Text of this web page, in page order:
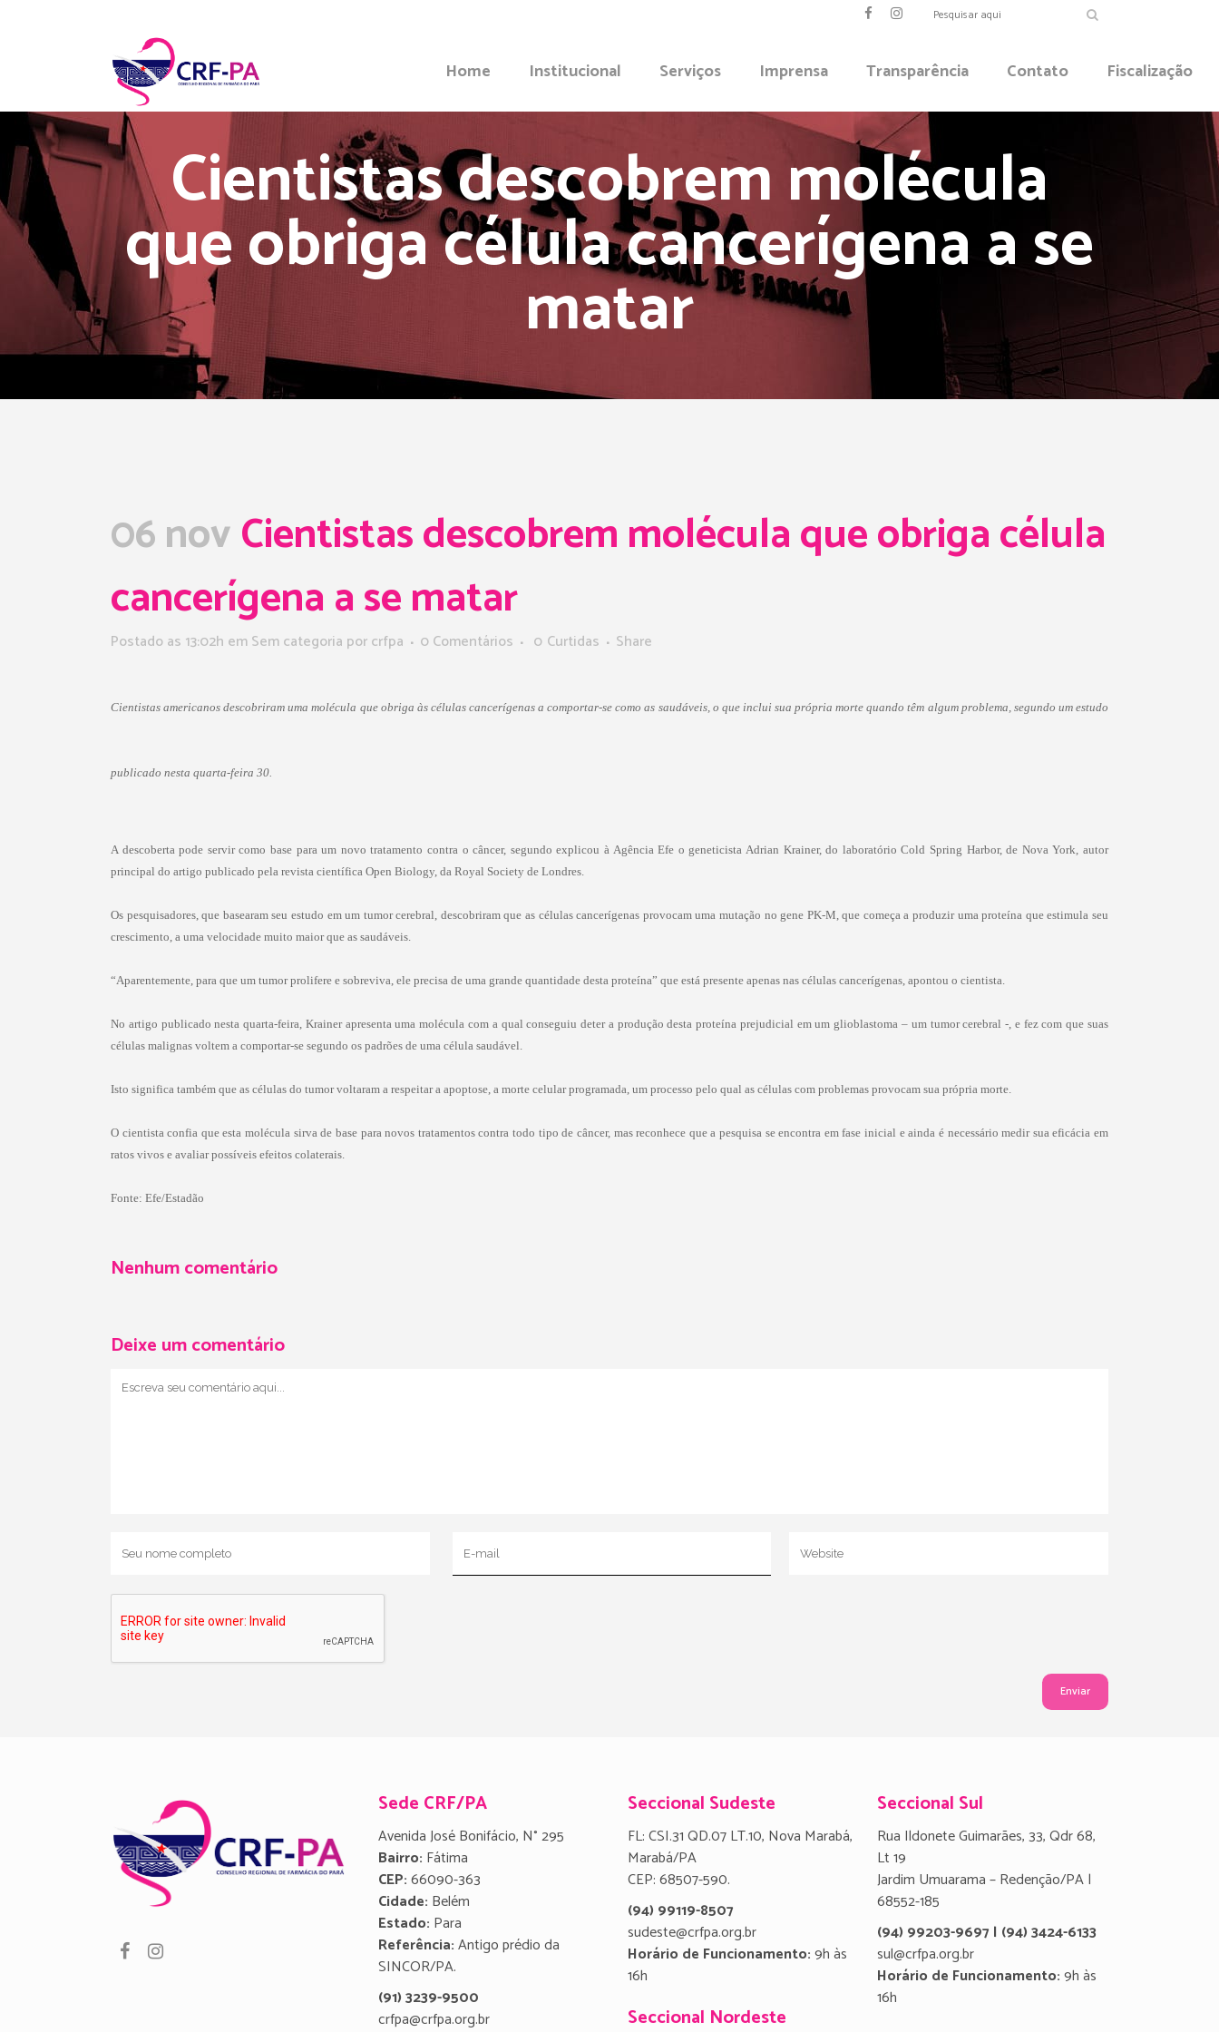
Home Institucional Serviços Imprensa Transparência Contato Fiscalização
Cientistas descobrem molécula
que obriga célula cancerígena a se
matar
06 novCientistas descobrem molécula que obriga célula
cancerígena a se matar
Postado as 13:02h em Sem categoria porcrfpa 0 Comentários 0 Curtidas Share
Cientistas americanos descobriram uma molécula que obriga às células cancerígenas a comportar-se como as saudáveis, o que inclui sua própria morte quando têm algum problema, segundo um estudo
publicado nesta quarta-feira 30.
A descoberta pode servir como base para um novo tratamento contra o câncer, segundo explicou à Agência Efe o geneticista Adrian Krainer, do laboratório Cold Spring Harbor, de Nova York, autor
principal do artigo publicado pela revista científica Open Biology, da Royal Society de Londres.
Os pesquisadores, que basearam seu estudo em um tumor cerebral, descobriram que as células cancerígenas provocam uma mutação no gene PK-M, que começa a produzir uma proteína que estimula seu
crescimento, a uma velocidade muito maior que as saudáveis.
“Aparentemente, para que um tumor prolifere e sobreviva, ele precisa de uma grande quantidade desta proteína” que está presente apenas nas células cancerígenas, apontou o cientista.
No artigo publicado nesta quarta-feira, Krainer apresenta uma molécula com a qual conseguiu deter a produção desta proteína prejudicial em um glioblastoma – um tumor cerebral -, e fez com que suas
células malignas voltem a comportar-se segundo os padrões de uma célula saudável.
Isto significa também que as células do tumor voltaram a respeitar a apoptose, a morte celular programada, um processo pelo qual as células com problemas provocam sua própria morte.
O cientista confia que esta molécula sirva de base para novos tratamentos contra todo tipo de câncer, mas reconhece que a pesquisa se encontra em fase inicial e ainda é necessário medir sua eficácia em
ratos vivos e avaliar possíveis efeitos colaterais.
Fonte: Efe/Estadão
Nenhum comentário
Deixe um comentário
Sede CRF/PA
Avenida José Bonifácio, N° 295
Bairro: Fátima
CEP:66090-363
Cidade: Belém
Estado: Para
Referência:Antigo prédio da
SINCOR/PA.
(91) 3239-9500
crfpa@crfpa.org.br
Seccional Sudeste
FL: CSI.31 QD.07 LT.10, Nova Marabá,
Marabá/PA
CEP: 68507-590.
(94) 99119-8507
sudeste@crfpa.org.br
Horário de Funcionamento:9h às
16h
Seccional Nordeste
Seccional Sul
Rua Ildonete Guimarães, 33, Qdr 68,
Lt 19
Jardim Umuarama – Redenção/PA |
68552-185
(94) 99203-9697 | (94) 3424-6133
sul@crfpa.org.br
Horário de Funcionamento:9h às
16h